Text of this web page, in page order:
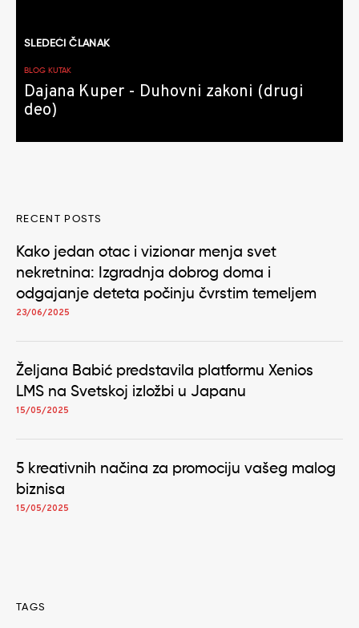
SLEDEĆI ČLANAK
BLOG KUTAK
Dajana Kuper - Duhovni zakoni (drugi
deo)
RECENT POSTS
Kako jedan otac i vizionar menja svet
nekretnina: Izgradnja dobrog doma i
odgajanje deteta počinju čvrstim temeljem
23/06/2025
Željana Babić predstavila platformu Xenios
LMS na Svetskoj izložbi u Japanu
15/05/2025
5 kreativnih načina za promociju vašeg malog
biznisa
15/05/2025
TAGS